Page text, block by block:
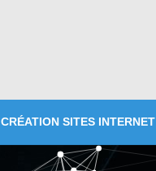
CRÉATION SITES INTERNET